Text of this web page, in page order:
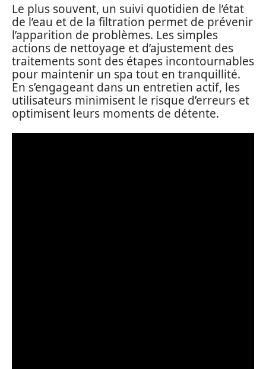
Le plus souvent, un suivi quotidien de l’état
de l’eau et de la filtration permet de prévenir
l’apparition de problèmes. Les simples
actions de nettoyage et d’ajustement des
traitements sont des étapes incontournables
pour maintenir un spa tout en tranquillité.
En s’engageant dans un entretien actif, les
utilisateurs minimisent le risque d’erreurs et
optimisent leurs moments de détente.